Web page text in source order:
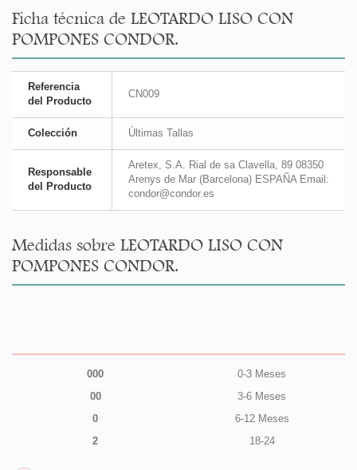
Ficha técnica de LEOTARDO LISO CON
POMPONES CONDOR.
Referencia
del Producto
CN009
Colección Últimas Tallas
Responsable
del Producto
Aretex, S.A. Rial de sa Clavella, 89 08350
Arenys de Mar (Barcelona) ESPAÑA Email:
condor@condor.es
Medidas sobre LEOTARDO LISO CON
POMPONES CONDOR.
000
0-3 Meses
00
3-6 Meses
0
6-12 Meses
2
18-24